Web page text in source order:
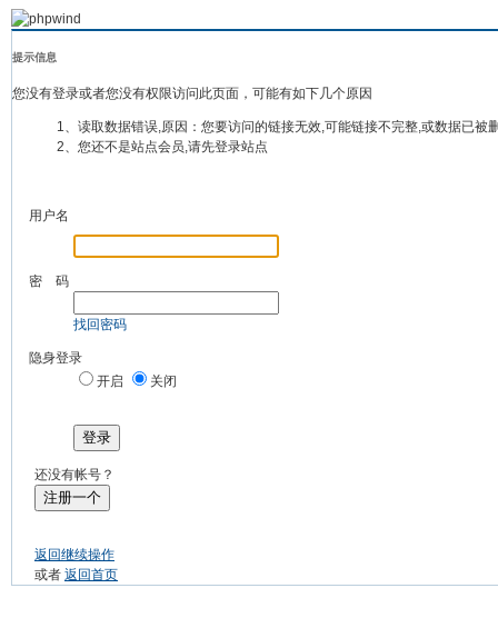
提示信息
您没有登录或者您没有权限访问此页面，可能有如下几个原因
1、读取数据错误,原因：您要访问的链接无效,可能链接不完整,或数据已被
2、您还不是站点会员,请先登录站点
用户名
密 码
找回密码
隐身登录
开启
关闭
登录
还没有帐号？
注册一个
返回继续操作
或者 返回首页